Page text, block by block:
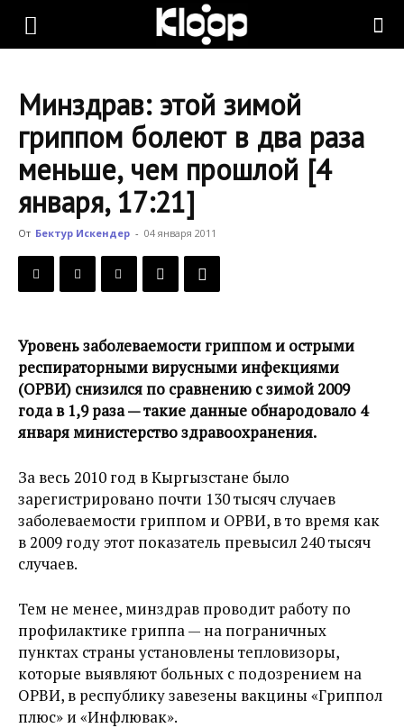
KLOOP.KG
Новости
Кыргызстана
Минздрав: этой зимой
гриппом болеют в два раза
меньше, чем прошлой [4
января, 17:21]
От Бектур Искендер - 04 января 2011
Уровень заболеваемости гриппом и острыми
респираторными вирусными инфекциями
(ОРВИ) снизился по сравнению с зимой 2009
года в 1,9 раза — такие данные обнародовало 4
января министерство здравоохранения.
За весь 2010 год в Кыргызстане было
зарегистрировано почти 130 тысяч случаев
заболеваемости гриппом и ОРВИ, в то время как
в 2009 году этот показатель превысил 240 тысяч
случаев.
Тем не менее, минздрав проводит работу по
профилактике гриппа — на пограничных
пунктах страны установлены тепловизоры,
которые выявляют больных с подозрением на
ОРВИ, в республику завезены вакцины «Гриппол
плюс» и «Инфлювак».